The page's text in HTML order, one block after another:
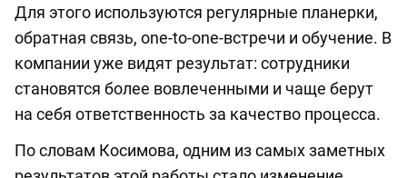
Для этого используются регулярные планерки,
обратная связь, one-to-one-встречи и обучение. В
компании уже видят результат: сотрудники
становятся более вовлеченными и чаще берут
на себя ответственность за качество процесса.
По словам Косимова, одним из самых заметных